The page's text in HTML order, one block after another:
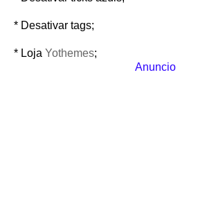
* Desativar tags;
* Loja Yothemes;
Anuncio